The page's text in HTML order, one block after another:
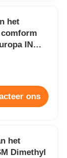
het
IN
ons
het
Dimethyl